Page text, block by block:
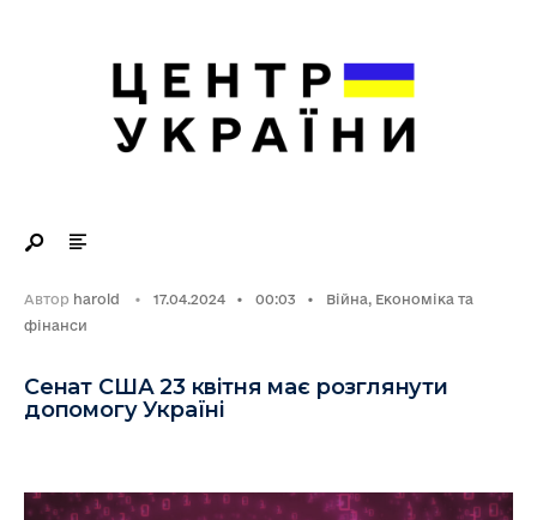
Автор harold • 17.04.2024 • 00:03 • Війна, Економіка та
фінанси
Сенат США 23 квітня має розглянути
допомогу Україні